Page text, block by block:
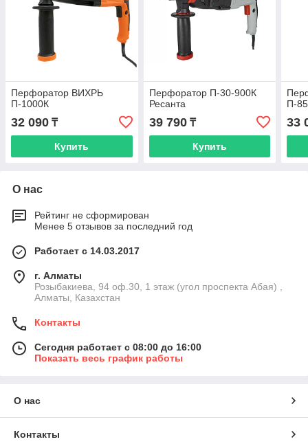
Перфоратор ВИХРЬ
П-1000К
32 090 ₸
Купить
Перфоратор П-30-900К
Ресанта
39 790₸
Купить
П-
33
О нас
Рейтинг не сформирован
Менее 5 отзывов за последний год
Работает с 14.03.2017
г. Алматы
Розыбакиева, 94 оф.30, 1 этаж (угол проспекта Абая) ,
Алматы, Казахстан
Контакты
Сегодня работает с 08:00 до 16:00
Показать весь график работы
О нас
Контакты